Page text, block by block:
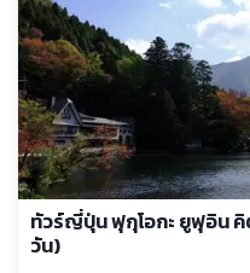
ทัวร์ญี่ปุ่น ฟุกุโอกะ ยูฟุอิน คิ
วัน)